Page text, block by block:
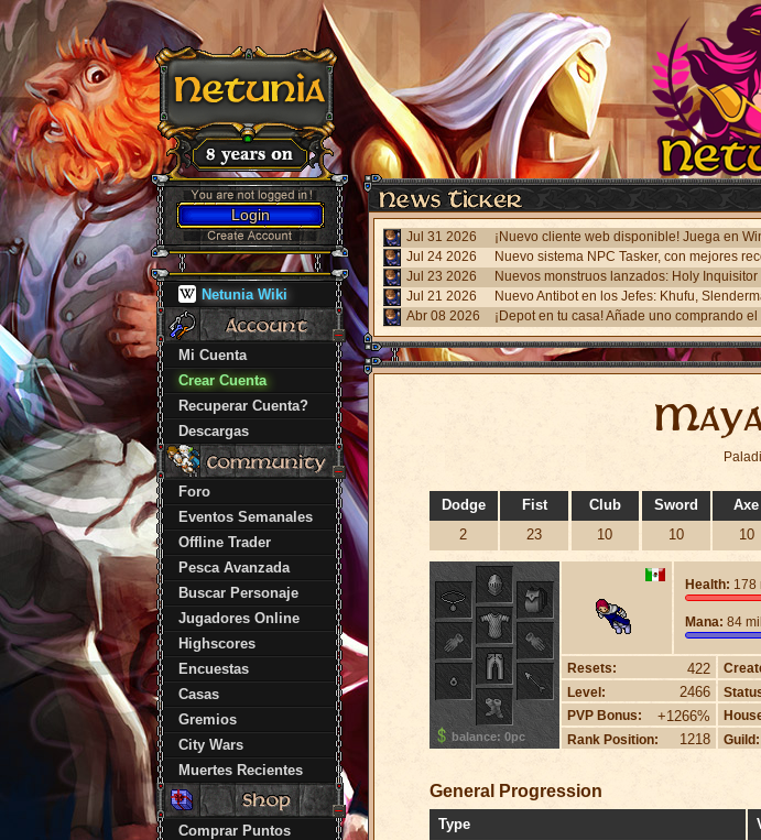
Login
Netunia Wiki
Mi Cuenta
Crear Cuenta
Recuperar Cuenta?
Descargas
Foro
Eventos Semanales
Offline Trader
Pesca Avanzada
Buscar Personaje
Jugadores Online
Highscores
Encuestas
Casas
Gremios
City Wars
Muertes Recientes
Comprar Puntos
Jul 31 2026
Jul 24 2026
Jul 23 2026
Jul 21 2026
Abr 08 2026
¡Depot en tu casa! Añade uno comprando
Dodge
2
Fist
23
Club
10
Sword
10
Axe
10
balance: 0pc
Health: 178
Mana: 84
Resets: 422
Level: 2466
PVP Bonus: +1266%
Rank Position: 1218 Guild:
General Progression
Type